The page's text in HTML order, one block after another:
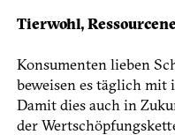
Tierwohl,
Konsumenten lieben
beweisen es täglich mit
Damit dies auch in
der